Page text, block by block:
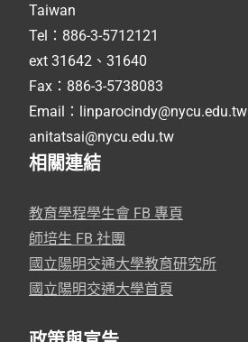
Taiwan
Tel：886-3-5712121
ext 31642、31640
Fax：886-3-5738083
Email：linparocindy@nycu.edu.tw
anitatsai@nycu.edu.tw
相關連結
教育學程學生會 FB 專頁
師培生 FB 社團
國立陽明交通大學教育研究所
國立陽明交通大學首頁